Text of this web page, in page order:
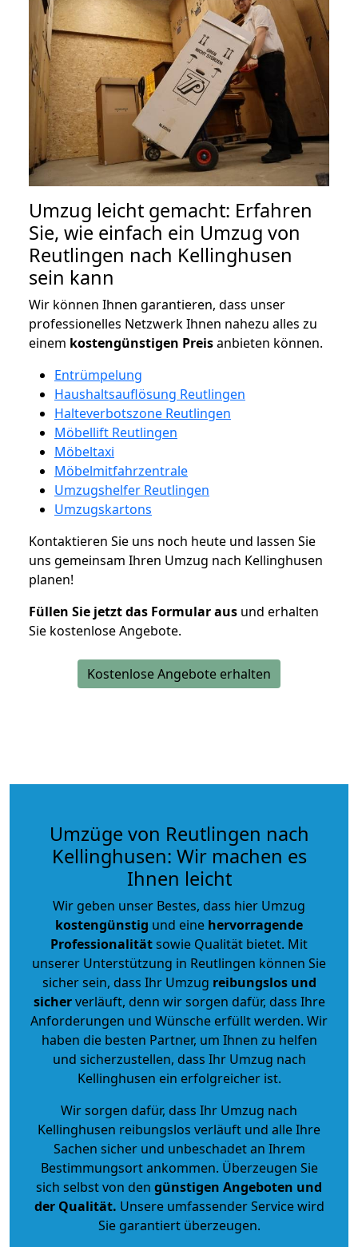
Umzug leicht gemacht: Erfahren
Sie, wie einfach ein Umzug von
Reutlingen nach Kellinghusen
sein kann
Wir können Ihnen garantieren, dass unser
professionelles Netzwerk Ihnen nahezu alles zu
einem kostengünstigen Preisanbieten können.
Entrümpelung
Haushaltsauflösung Reutlingen
Halteverbotszone Reutlingen
Möbellift Reutlingen
Möbeltaxi
Möbelmitfahrzentrale
Umzugshelfer Reutlingen
Umzugskartons
Kontaktieren Sie uns noch heute und lassen Sie
uns gemeinsam Ihren Umzug nach Kellinghusen
planen!
Füllen Sie jetzt das Formular aus und erhalten
Sie kostenlose Angebote.
Kostenlose Angebote erhalten
Umzüge von Reutlingen nach
Kellinghusen: Wir machen es
Ihnen leicht
Wir geben unser Bestes, dass hier Umzug
kostengünstig und eine hervorragende
Professionalitätsowie Qualität bietet. Mit
unserer Unterstützung in Reutlingen können Sie
sicher sein, dass Ihr Umzug reibungslos und
sicherverläuft, denn wir sorgen dafür, dass Ihre
Anforderungen und Wünsche erfüllt werden. Wir
haben die besten Partner, um Ihnen zu helfen
und sicherzustellen, dass Ihr Umzug nach
Kellinghusen ein erfolgreicher ist.
Wir sorgen dafür, dass Ihr Umzug nach
Kellinghusen reibungslos verläuft und alle Ihre
Sachen sicher und unbeschadet an Ihrem
Bestimmungsort ankommen. Überzeugen Sie
sich selbst von den günstigen Angeboten und
der Qualität. Unsere umfassender Service wird
Sie garantiert überzeugen.